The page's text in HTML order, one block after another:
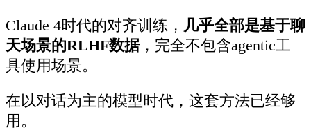
Claude 4时代的对齐训练， 几乎全部是基于聊
天场景的RLHF数据，完全不包含agentic工
具使用场景。
在以对话为主的模型时代，这套方法已经够
用。